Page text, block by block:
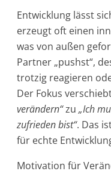
Entwicklung lässt
erzeugt oft einen
was von außen
Partner „pushst“,
trotzig reagieren
Der Fokus
verändern“zu„Ich
zufrieden bist“. Das
für echte
Motivation für